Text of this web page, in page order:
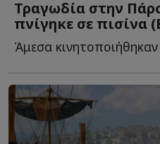
Τραγωδία στην
πνίγηκε σε πισίνα